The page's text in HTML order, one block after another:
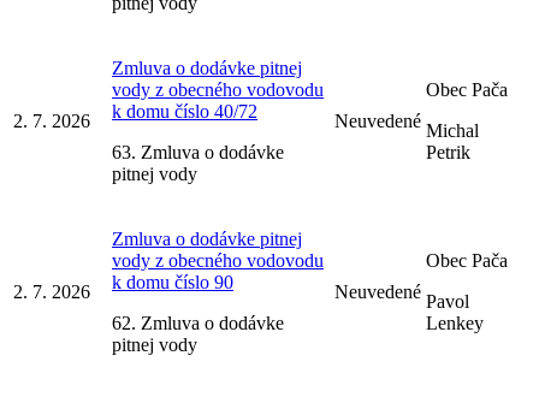
2. 7. 2026
Zmluva o dodávke pitnej
vody z obecného vodovodu
k domu číslo 40/72
63. Zmluva o dodávke
pitnej vody
Neuvedené
Obec Pača
Michal
Petrik
2. 7. 2026
Zmluva o dodávke pitnej
vody z obecného vodovodu
k domu číslo 90
62. Zmluva o dodávke
pitnej vody
Neuvedené
Obec Pača
Pavol
Lenkey